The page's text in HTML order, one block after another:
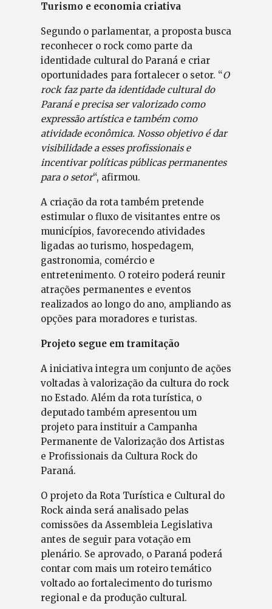
Turismo e economia criativa
Segundo o parlamentar, a proposta busca
reconhecer o rock como parte da
identidade cultural do Paraná e criar
oportunidades para fortalecer o setor. “O
rock faz parte da identidade cultural do
Paraná e precisa ser valorizado como
expressão artística e também como
atividade econômica. Nosso objetivo é dar
visibilidade a esses profissionais e
incentivar políticas públicas permanentes
para o setor“, afirmou.
A criação da rota também pretende
estimular o fluxo de visitantes entre os
municípios, favorecendo atividades
ligadas ao turismo, hospedagem,
gastronomia, comércio e
entretenimento. O roteiro poderá reunir
atrações permanentes e eventos
realizados ao longo do ano, ampliando as
opções para moradores e turistas.
Projeto segue em tramitação
A iniciativa integra um conjunto de ações
voltadas à valorização da cultura do rock
no Estado. Além da rota turística, o
deputado também apresentou um
projeto para instituir a Campanha
Permanente de Valorização dos Artistas
e Profissionais da Cultura Rock do
Paraná.
O projeto da Rota Turística e Cultural do
Rock ainda será analisado pelas
comissões da Assembleia Legislativa
antes de seguir para votação em
plenário. Se aprovado, o Paraná poderá
contar com mais um roteiro temático
voltado ao fortalecimento do turismo
regional e da produção cultural.